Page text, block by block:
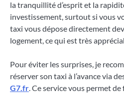
la tranquillité d’esprit et la
investissement, surtout si vous
taxi vous dépose directement
logement, ce qui est très
Pour éviter les surprises, je
réserver son taxi à l’avance via
G7.fr. Ce service vous permet